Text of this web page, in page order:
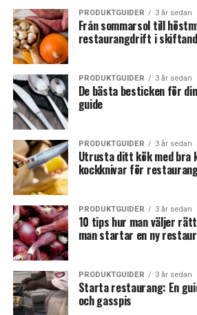
PRODUKTGUIDER 3 år sedan
Från sommarsol till
restaurangdrift i
PRODUKTGUIDER 3 år sedan
De bästa besticken för
guide
PRODUKTGUIDER 3 år sedan
Utrusta ditt kök med bra
kockknivar för
PRODUKTGUIDER 3 år sedan
10 tips hur man väljer
man startar en ny
PRODUKTGUIDER 3 år sedan
Starta restaurang: En
och gasspis